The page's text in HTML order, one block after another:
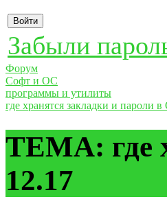
Забыли
Форум
Cофт и ОС
программы и утилиты
где хранятся закладки и пароли
ТЕМА: где
12.17